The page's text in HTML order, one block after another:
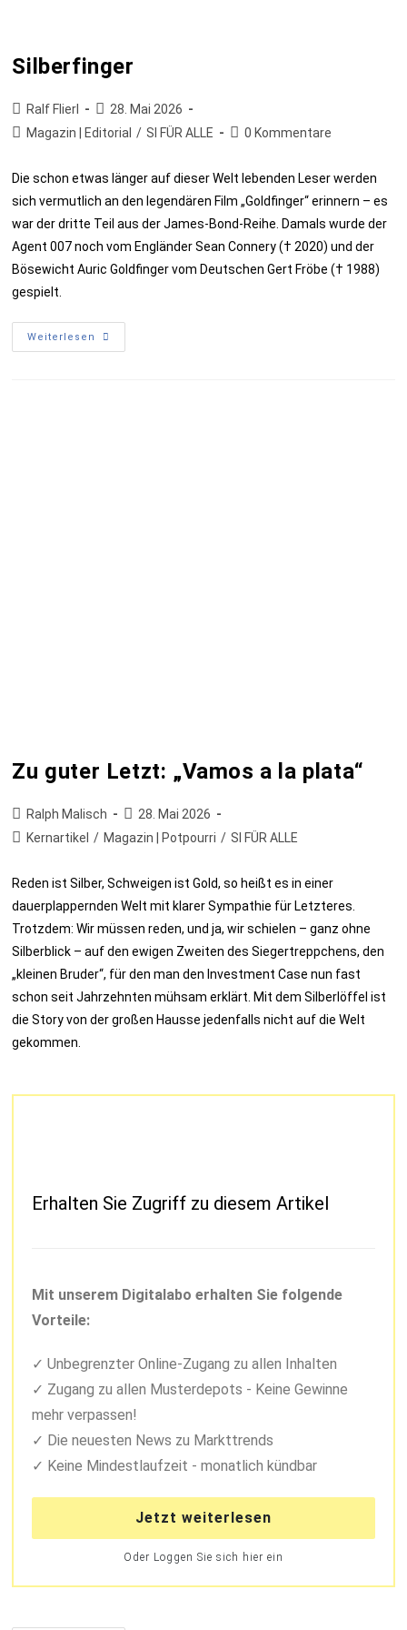
Silberfinger
Ralf Flierl
28. Mai 2026
Magazin | Editorial / SI FÜR ALLE 0 Kommentare
Die schon etwas länger auf dieser Welt lebenden Leser werden
sich vermutlich an den legendären Film „Goldfinger“ erinnern – es
war der dritte Teil aus der James-Bond-Reihe. Damals wurde der
Agent 007 noch vom Engländer Sean Connery († 2020) und der
Bösewicht Auric Goldfinger vom Deutschen Gert Fröbe († 1988)
gespielt.
Weiterlesen
Zu guter Letzt: „Vamos a la plata“
Ralph Malisch
28. Mai 2026
Kernartikel / Magazin | Potpourri / SI FÜR ALLE
Reden ist Silber, Schweigen ist Gold, so heißt es in einer
dauerplappernden Welt mit klarer Sympathie für Letzteres.
Trotzdem: Wir müssen reden, und ja, wir schielen – ganz ohne
Silberblick – auf den ewigen Zweiten des Siegertreppchens, den
„kleinen Bruder“, für den man den Investment Case nun fast
schon seit Jahrzehnten mühsam erklärt. Mit dem Silberlöffel ist
die Story von der großen Hausse jedenfalls nicht auf die Welt
gekommen.
Erhalten Sie Zugriff zu diesem Artikel
Mit unserem Digitalabo erhalten Sie folgende
Vorteile:
Unbegrenzter Online-Zugang zu allen Inhalten
Zugang zu allen Musterdepots - Keine Gewinne
mehr verpassen!
Die neuesten News zu Markttrends
Keine Mindestlaufzeit - monatlich kündbar
Jetzt weiterlesen
Oder Loggen Sie sich hier ein